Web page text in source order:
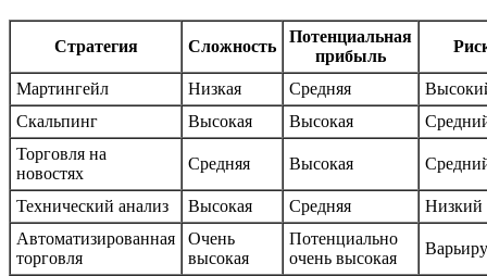
Стратегия Сложность
Потенциальная
прибыль
Мартингейл Низкая Средняя
Скальпинг
Высокая Высокая
Торговля на
новостях
Средняя Высокая
Технический анализ Высокая Средняя
Низкий
Автоматизированная
торговля
Очень
высокая
Потенциально
очень высокая